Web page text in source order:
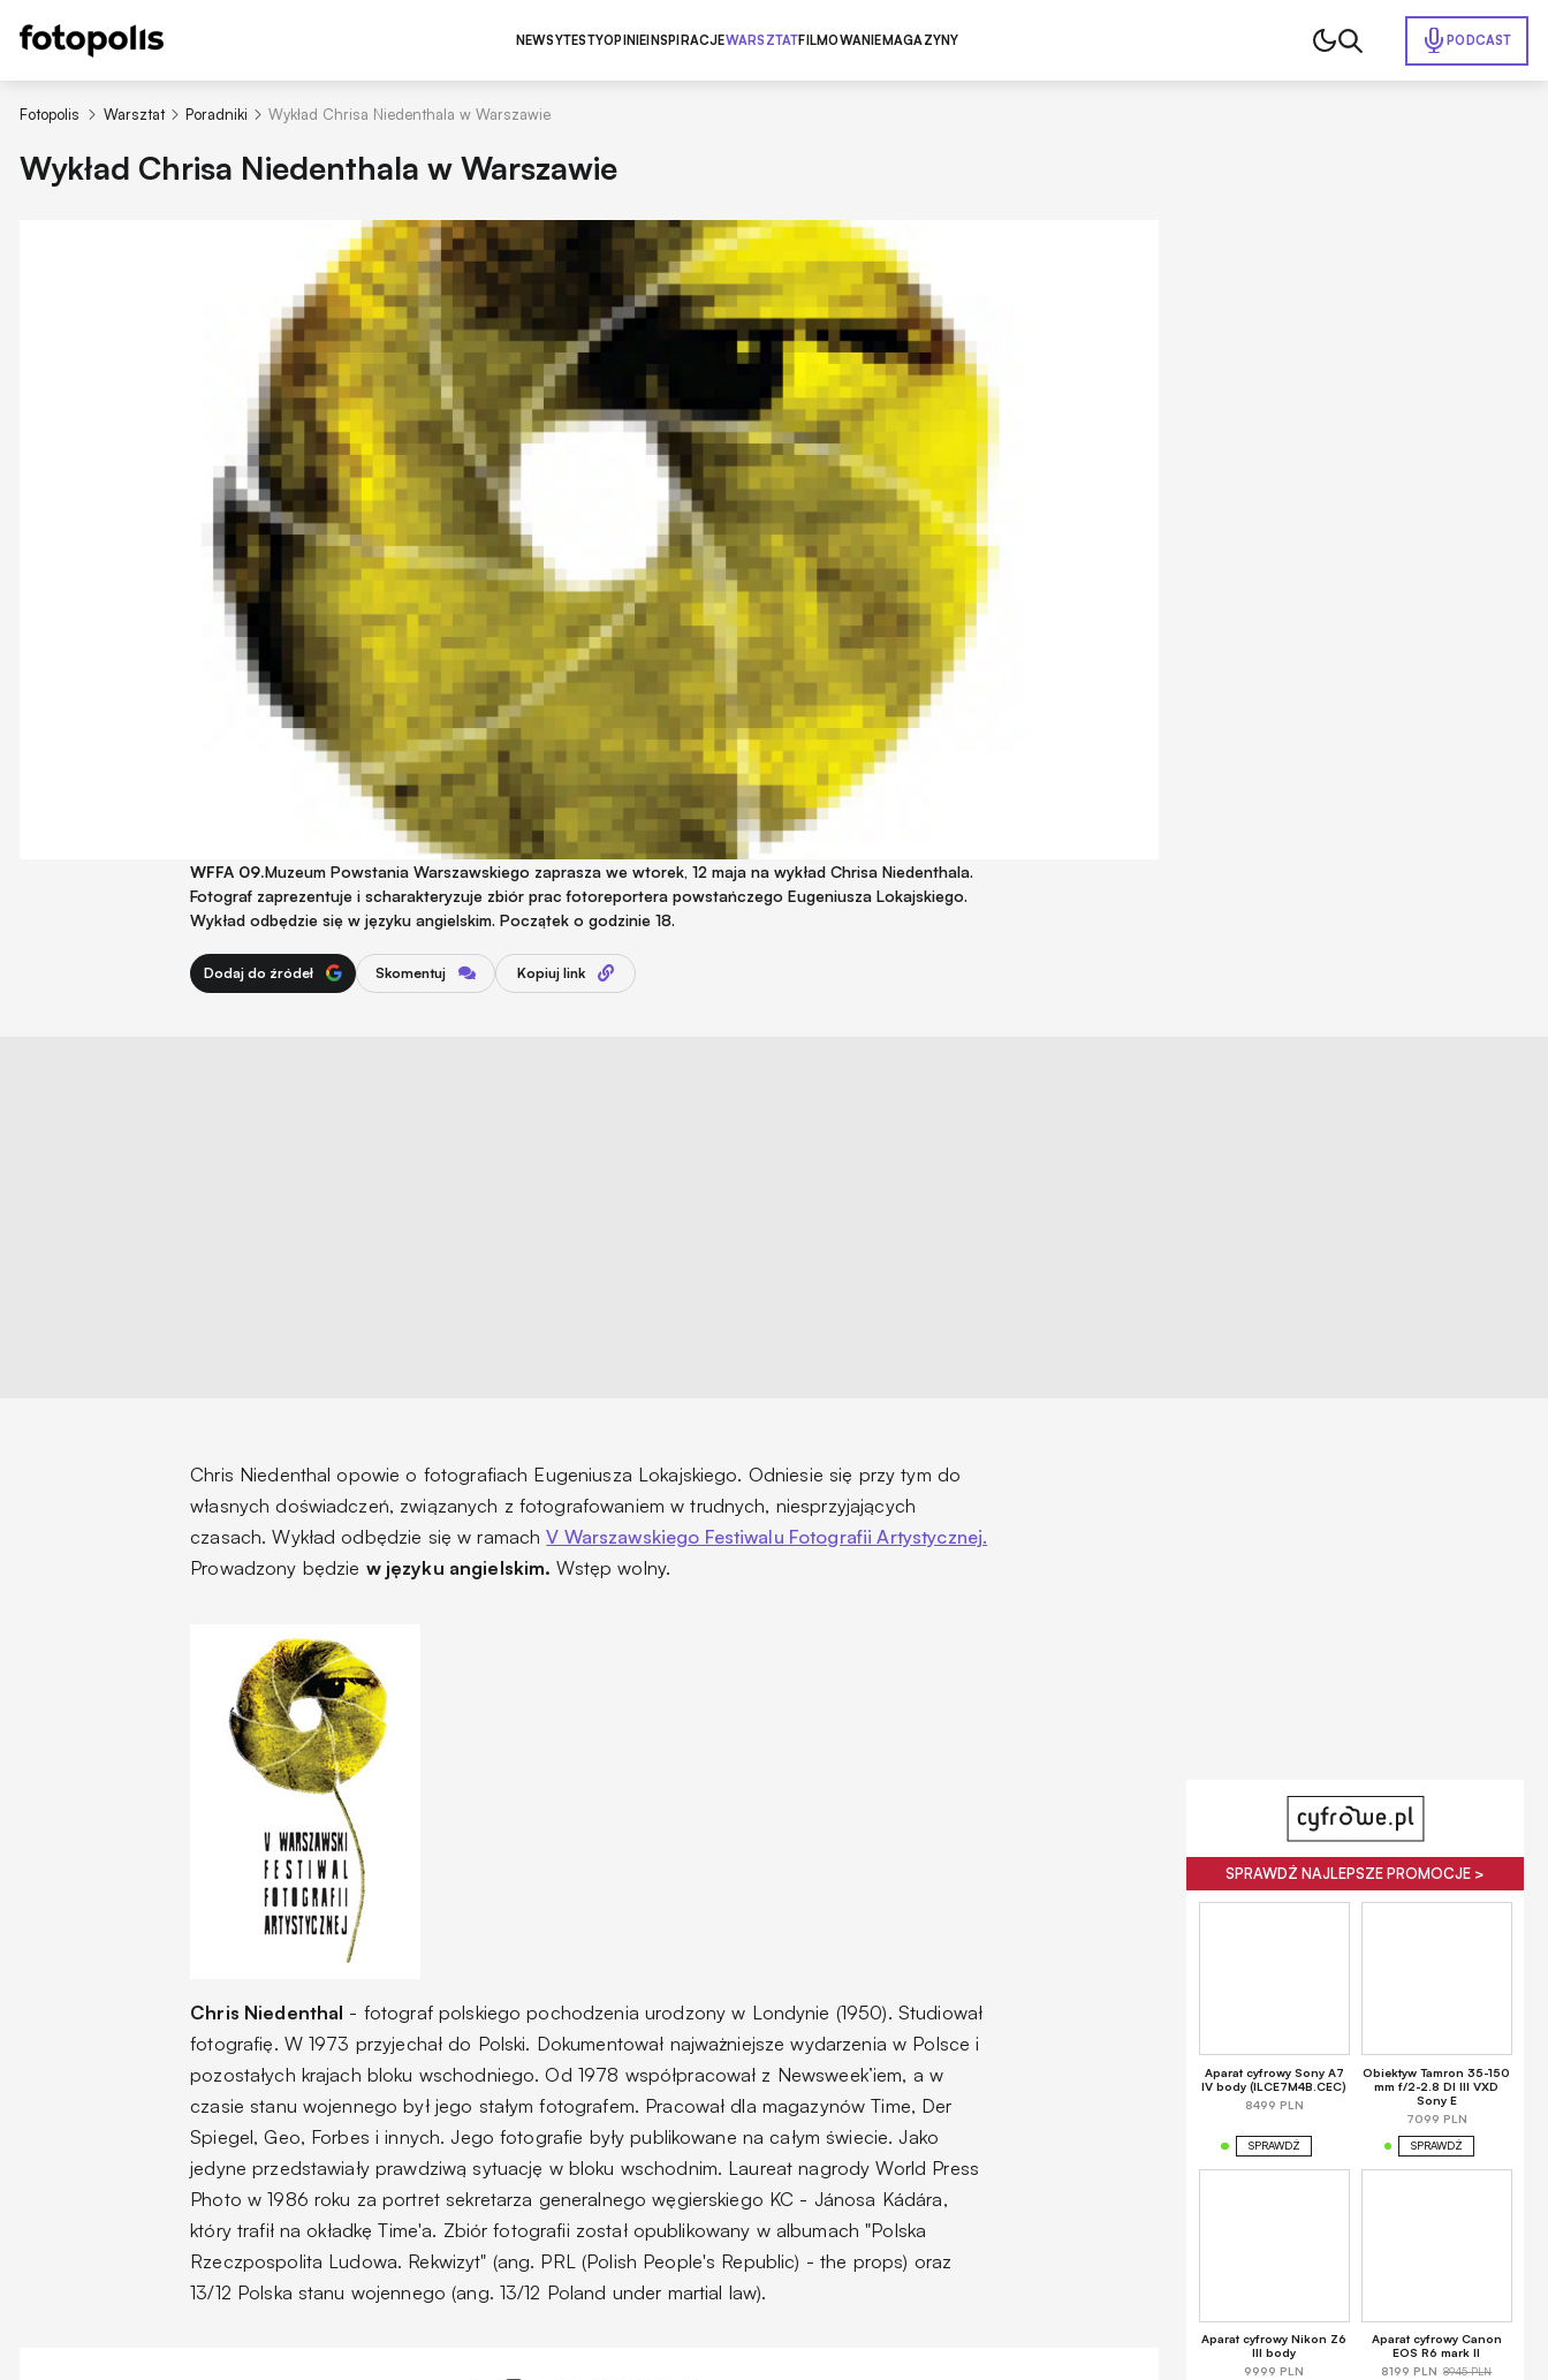
NEWSYTESTYOPINIEINSPIRACJEWARSZTATFILMOWANIEMAGAZYNY PODCAST
Fotopolis Warsztat Poradniki Wykład Chrisa Niedenthala w Warszawie
Wykład Chrisa Niedenthala w Warszawie
WFFA 09.Muzeum Powstania Warszawskiego zaprasza we wtorek, 12 maja na wykład Chrisa Niedenthala.
Fotograf zaprezentuje i scharakteryzuje zbiór prac fotoreportera powstańczego Eugeniusza Lokajskiego.
Wykład odbędzie się w języku angielskim. Początek o godzinie 18.
Dodaj do źródeł Skomentuj Kopiuj link
Chris Niedenthal opowie o fotografiach Eugeniusza Lokajskiego. Odniesie się przy tym do
własnych doświadczeń, związanych z fotografowaniem w trudnych, niesprzyjających
czasach. Wykład odbędzie się w ramachV Warszawskiego Festiwalu Fotografii Artystycznej.
Prowadzony będzie w języku angielskim. Wstęp wolny.
Chris Niedenthal - fotograf polskiego pochodzenia urodzony w Londynie (1950). Studiował
fotografię. W 1973 przyjechał do Polski. Dokumentował najważniejsze wydarzenia w Polsce i
pozostałych krajach bloku wschodniego. Od 1978 współpracował z Newsweek’iem, a w
czasie stanu wojennego był jego stałym fotografem. Pracował dla magazynów Time, Der
Spiegel, Geo, Forbes i innych. Jego fotografie były publikowane na całym świecie. Jako
jedyne przedstawiały prawdziwą sytuację w bloku wschodnim. Laureat nagrody World Press
Photo w 1986 roku za portret sekretarza generalnego węgierskiego KC - Jánosa Kádára,
który trafił na okładkę Time'a. Zbiór fotografii został opublikowany w albumach "Polska
Rzeczpospolita Ludowa. Rekwizyt" (ang. PRL (Polish People's Republic) - the props) oraz
13/12 Polska stanu wojennego (ang. 13/12 Poland under martial law).
SPRAWDŹ NAJLEPSZE PROMOCJE >
Aparat cyfrowy Sony A7
IV body (ILCE7M4B.CEC)
8499 PLN
SPRAWDŹ
Obiektyw Tamron 35-150
mm f/2-2.8 DI III VXD
Sony E
7099 PLN
SPRAWDŹ
Aparat cyfrowy Nikon Z6
III body
9999 PLN
Aparat cyfrowy Canon
EOS R6 mark II
8199 PLN 8945 PLN